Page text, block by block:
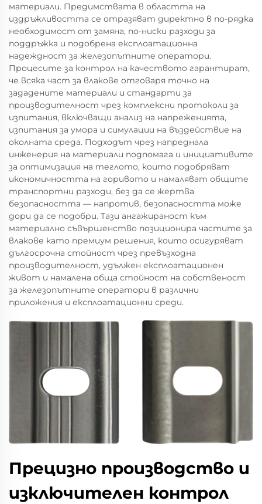
материали. Предимствата в областта на
издръжливостта се отразяват директно в по-рядка
необходимост от замяна, по-ниски разходи за
поддръжка и подобрена експлоатационна
надеждност за железопътните оператори.
Процесите за контрол на качеството гарантират,
че всяка част за влакове отговаря точно на
зададените материали и стандарти за
производителност чрез комплексни протоколи за
изпитания, включващи анализ на напреженията,
изпитания за умора и симулации на въздействие на
околната среда. Подходът чрез напреднала
инженерия на материали подпомага и инициативите
за оптимизация на теглото, които подобряват
икономичността на горивото и намаляват общите
транспортни разходи, без да се жертва
безопасността — напротив, безопасността може
дори да се подобри. Тази ангажираност към
материално съвършенство позиционира частите за
влакове като премиум решения, които осигуряват
дългосрочна стойност чрез превъзходна
производителност, удължен експлоатационен
живот и намалена обща стойност на собственост
за железопътните оператори в различни
приложения и експлоатационни среди.
Прецизно производство и
изключителен контрол